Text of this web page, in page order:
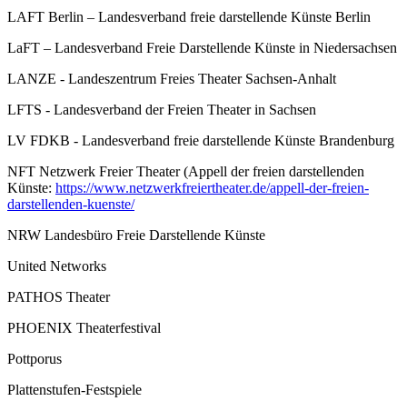
LAFT Berlin – Landesverband freie darstellende Künste Berlin
LaFT – Landesverband Freie Darstellende Künste in Niedersachsen
LANZE - Landeszentrum Freies Theater Sachsen-Anhalt
LFTS - Landesverband der Freien Theater in Sachsen
LV FDKB - Landesverband freie darstellende Künste Brandenburg
NFT Netzwerk Freier Theater (Appell der freien darstellenden
Künste: https://www.netzwerkfreiertheater.de/appell-der-freien-
darstellenden-kuenste/
NRW Landesbüro Freie Darstellende Künste
United Networks
PATHOS Theater
PHOENIX Theaterfestival
Pottporus
Plattenstufen-Festspiele